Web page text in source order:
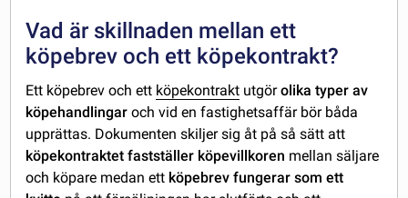
Vad är skillnaden mellan ett
köpebrev och ett köpekontrakt?
Ett köpebrev och ett köpekontrakt utgörolika typer av
köpehandlingaroch vid en fastighetsaffär bör båda
upprättas. Dokumenten skiljer sig åt på så sätt att
köpekontraktet fastställer köpevillkoren mellan säljare
och köpare medan ett köpebrev fungerar som ett